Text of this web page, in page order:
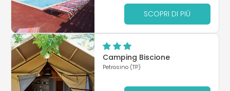
SCOPRI DI PIÙ
Camping Biscione
Petrosino (TP)